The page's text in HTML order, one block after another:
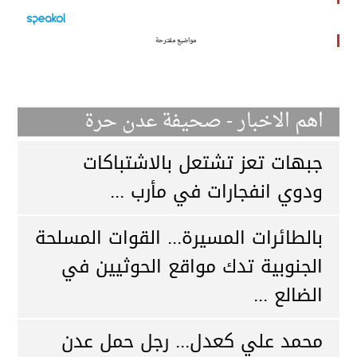
مواضيع مقترحة
اهم الاخبار - صحيفة عدن حرة
جبهات تعز تشتعل بالاشتباكات
ودوي انفجارات في مأرب ...
بالطائرات المسيرة... القوات المسلحة
الجنوبية تدك مواقع الحوثيين في
الضالع ...
محمد علي كعدل... رجل حمل عدن